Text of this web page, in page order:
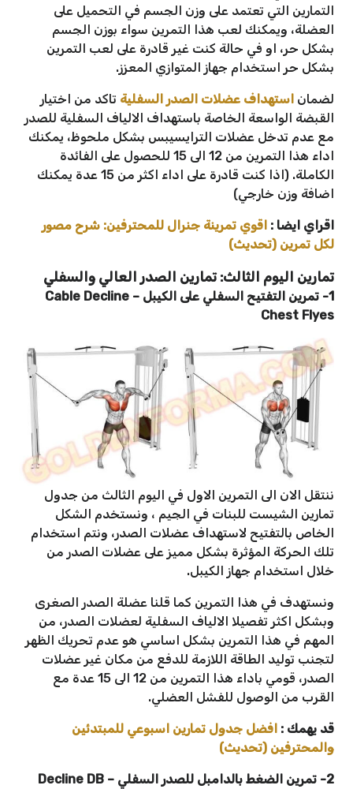
التمارين التي تعتمد على وزن الجسم في التحميل على
العضلة، ويمكنك لعب هذا التمرين سواء بوزن الجسم
بشكل حر، او في حالة كنت غير قادرة على لعب التمرين
بشكل حر استخدام جهاز المتوازي المعزز.
لضمان استهداف عضلات الصدر السفلية تاكد من اختيار
القبضة الواسعة الخاصة باستهداف الالياف السفلية للصدر
مع عدم تدخل عضلات الترايسيبس بشكل ملحوظ، يمكنك
اداء هذا التمرين من 12 الى 15 للحصول على الفائدة
الكاملة. (اذا كنت قادرة على اداء اكثر من 15 عدة يمكنك
اضافة وزن خارجي)
اقراي ايضا : اقوي تمرينة جنرال للمحترفين: شرح مصور
لكل تمرين (تحديث)
تمارين اليوم الثالث: تمارين الصدر العالي والسفلي
1- تمرين التفتيح السفلي على الكيبل – Cable Decline
Chest Flyes
ننتقل الان الى التمرين الاول في اليوم الثالث من جدول
تمارين الشيست للبنات في الجيم ، ونستخدم الشكل
الخاص بالتفتيح لاستهداف عضلات الصدر، ونتم استخدام
تلك الحركة المؤثرة بشكل مميز على عضلات الصدر من
خلال استخدام جهاز الكيبل.
ونستهدف في هذا التمرين كما قلنا عضلة الصدر الصغرى
وبشكل اكثر تفصيلا الالياف السفلية لعضلات الصدر، من
المهم في هذا التمرين بشكل اساسي هو عدم تحريك الظهر
لتجنب توليد الطاقة اللازمة للدفع من مكان غير عضلات
الصدر، قومي باداء هذا التمرين من 12 الى 15 عدة مع
القرب من الوصول للفشل العضلي.
قد يهمك : افضل جدول تمارين اسبوعي للمبتدئين
والمحترفين (تحديث)
2- تمرين الضغط بالدامبل للصدر السفلي – Decline DB